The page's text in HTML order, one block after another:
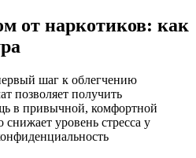
от наркотиков: как
шаг к облегчению
позволяет получить
в привычной, комфортной
снижает уровень стресса у